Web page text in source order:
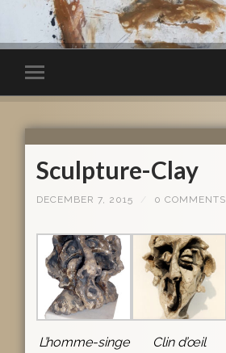
Sculpture-Clay
DECEMBER 7, 2015 0 COMMENTS
L’homme-singe
Clin d’œil